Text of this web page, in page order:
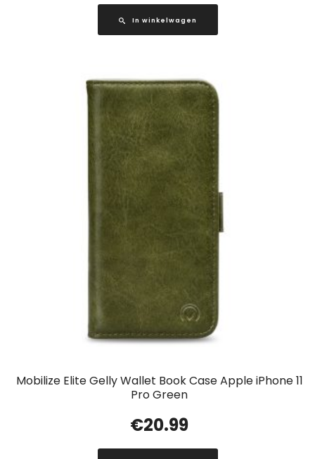
In winkelwagen
Mobilize Elite Gelly Wallet Book Case Apple iPhone 11
Pro Green
€20.99